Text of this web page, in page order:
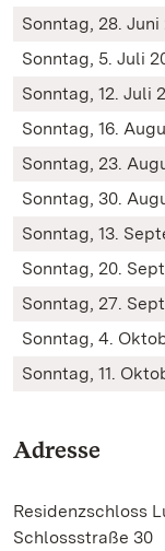
Sonntag, 28. Juni
Sonntag, 5. Juli
Sonntag, 12. Juli
Sonntag, 16.
Sonntag, 23.
Sonntag, 30.
Sonntag, 13.
Sonntag, 20.
Sonntag, 27.
Sonntag, 4.
Sonntag, 11.
Adresse
Residenzschloss
Schlossstraße 30